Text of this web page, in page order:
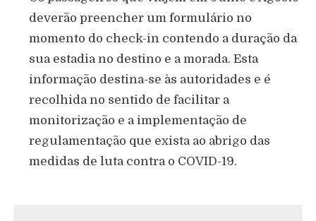
deverão preencher um formulário no
momento do check-in contendo a duração da
sua estadia no destino e a morada. Esta
informação destina-se às autoridades e é
recolhida no sentido de facilitar a
monitorização e a implementação de
regulamentação que exista ao abrigo das
medidas de luta contra o COVID-19.